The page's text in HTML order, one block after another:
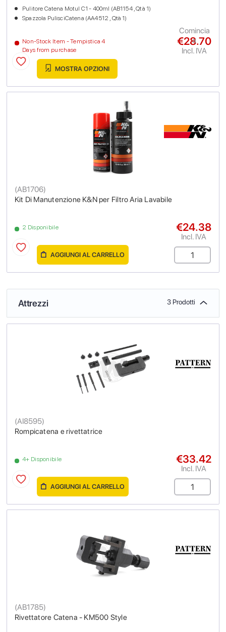
Non-Stock Item - Tempistica 4
Days from purchase
Pulitore Catena Motul C1 - 400ml (AB1154 , Qtà 1)
Spazzola PulisciCatena (AA4512 , Qtà 1)
€28.70
Incl. IVA
Comincia
a
MOSTRA OPZIONI
Kit Di Manutenzione K&N per Filtro Aria Lavabile
(AB1706)
2 Disponibile €24.38
Incl. IVA
AGGIUNGI AL CARRELLO
Attrezzi 3 Prodotti
Rompicatena e rivettatrice
(AI8595)
4+ Disponibile €33.42
Incl. IVA
AGGIUNGI AL CARRELLO
Rivettatore Catena - KM500 Style
(AB1785)